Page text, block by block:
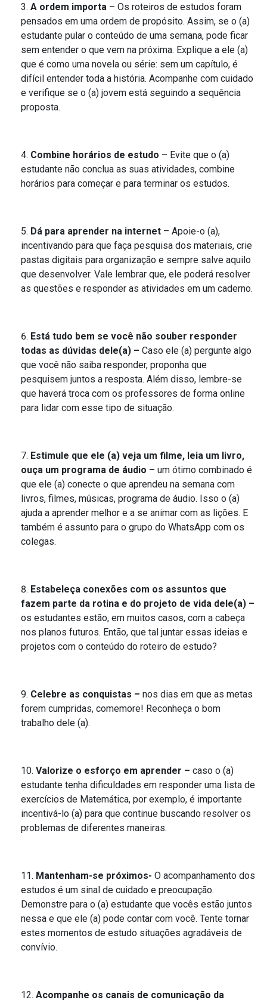
A ordem importa – Os roteiros de estudos foram
pensados em uma ordem de propósito. Assim, se o (a)
estudante pular o conteúdo de uma semana, pode ficar
sem entender o que vem na próxima. Explique a ele (a)
que é como uma novela ou série: sem um capítulo, é
difícil entender toda a história. Acompanhe com cuidado
e verifique se o (a) jovem está seguindo a sequência
proposta.
Combine horários de estudo – Evite que o (a)
estudante não conclua as suas atividades, combine
horários para começar e para terminar os estudos.
Dá para aprender na internet – Apoie-o (a),
incentivando para que faça pesquisa dos materiais, crie
pastas digitais para organização e sempre salve aquilo
que desenvolver. Vale lembrar que, ele poderá resolver
as questões e responder as atividades em um caderno.
Está tudo bem se você não souber responder
todas as dúvidas dele(a) – Caso ele (a) pergunte algo
que você não saiba responder, proponha que
pesquisem juntos a resposta. Além disso, lembre-se
que haverá troca com os professores de forma online
para lidar com esse tipo de situação.
Estimule que ele (a) veja um filme, leia um livro,
ouça um programa de áudio – um ótimo combinado é
que ele (a) conecte o que aprendeu na semana com
livros, filmes, músicas, programa de áudio. Isso o (a)
ajuda a aprender melhor e a se animar com as lições. E
também é assunto para o grupo do WhatsApp com os
colegas.
Estabeleça conexões com os assuntos que
fazem parte da rotina e do projeto de vida dele(a) –
os estudantes estão, em muitos casos, com a cabeça
nos planos futuros. Então, que tal juntar essas ideias e
projetos com o conteúdo do roteiro de estudo?
Celebre as conquistas – nos dias em que as metas
forem cumpridas, comemore! Reconheça o bom
trabalho dele (a).
Valorize o esforço em aprender – caso o (a)
estudante tenha dificuldades em responder uma lista de
exercícios de Matemática, por exemplo, é importante
incentivá-lo (a) para que continue buscando resolver os
problemas de diferentes maneiras.
Mantenham-se próximos- O acompanhamento dos
estudos é um sinal de cuidado e preocupação.
Demonstre para o (a) estudante que vocês estão juntos
nessa e que ele (a) pode contar com você. Tente tornar
estes momentos de estudo situações agradáveis de
convívio.
Acompanhe os canais de comunicação da